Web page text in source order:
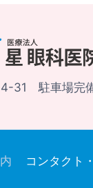
4-31 駐車場
コンタクト